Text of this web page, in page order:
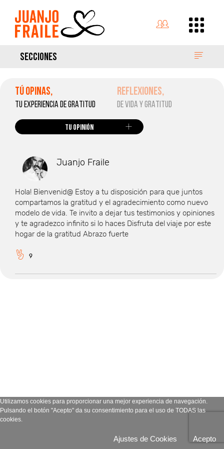
SECCIONES
TÚ OPINAS,
TU EXPERIENCIA DE GRATITUD
REFLEXIONES,
DE VIDA Y GRATITUD
Tu opinión
Juanjo Fraile
Hola! Bienvenid@ Estoy a tu disposición para que juntos
compartamos la gratitud y el agradecimiento como nuevo
modelo de vida. Te invito a dejar tus testimonios y opiniones
y te agradezco infinito si lo haces Disfruta del viaje por este
hogar de la gratitud Abrazo fuerte
9
Utilizamos cookies para proporcionar una mejor experiencia de navegación.
Pulsando el botón "Acepto" da su consentimiento para el uso de TODAS las
cookies.
Ajustes de Cookies Acepto